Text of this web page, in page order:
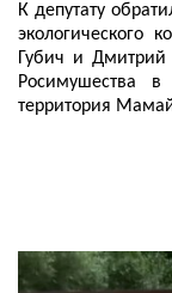
К депутату
экологического
Губич и Дмитрий
Росимушества
территория